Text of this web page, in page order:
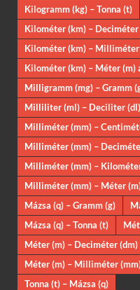
Kilogramm (kg) – Tonna (t)
Kilométer (km) – Deciméter
Kilométer (km) – Milliméter
Kilométer (km) – Méter (m)
Milligramm (mg) – Gramm
Milliliter (ml) – Deciliter (dl)
Milliméter (mm) –
Milliméter (mm) –
Milliméter (mm) –
Milliméter (mm) – Méter
Mázsa (q) – Gramm (g)
Mázsa (q) – Tonna (t)
Méter (m) – Deciméter (dm)
Méter (m) – Milliméter
Tonna (t) – Mázsa (q)